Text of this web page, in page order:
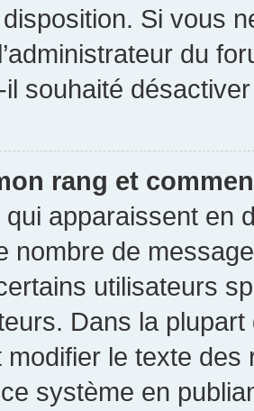
Si vous
du
souhaité
rang et
apparaissent en
nombre de
utilisateurs
Dans la
modifier le texte
système en